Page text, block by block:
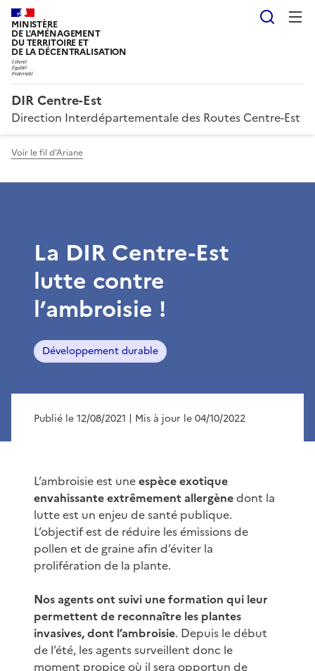
MINISTÈRE
DE L'AMÉNAGEMENT
DU TERRITOIRE ET
DE LA DÉCENTRALISATION
DIR Centre-Est
Direction Interdépartementale des Routes Centre-Est
Voir le fil d'Ariane
La DIR Centre-Est
lutte contre
l’ambroisie !
Développement durable
Publié le 12/08/2021 | Mis à jour le 04/10/2022
L’ambroisie est uneespèce exotique
envahissante extrêmement allergènedont la
lutte est un enjeu de santé publique.
L’objectif est de réduire les émissions de
pollen et de graine afin d’éviter la
prolifération de la plante.
Nos agents ont suivi une formation qui leur
permettent de reconnaître les plantes
invasives, dont l’ambroisie. Depuis le début
de l’été, les agents surveillent donc le
moment propice où il sera opportun de